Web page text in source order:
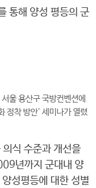
통해 양성 평등의 군
울 용산구 국방컨벤션에
정착 방안' 세미나가 열렸
의식 수준과 개선을
년까지 군대내 양
성평등에 대한 성별